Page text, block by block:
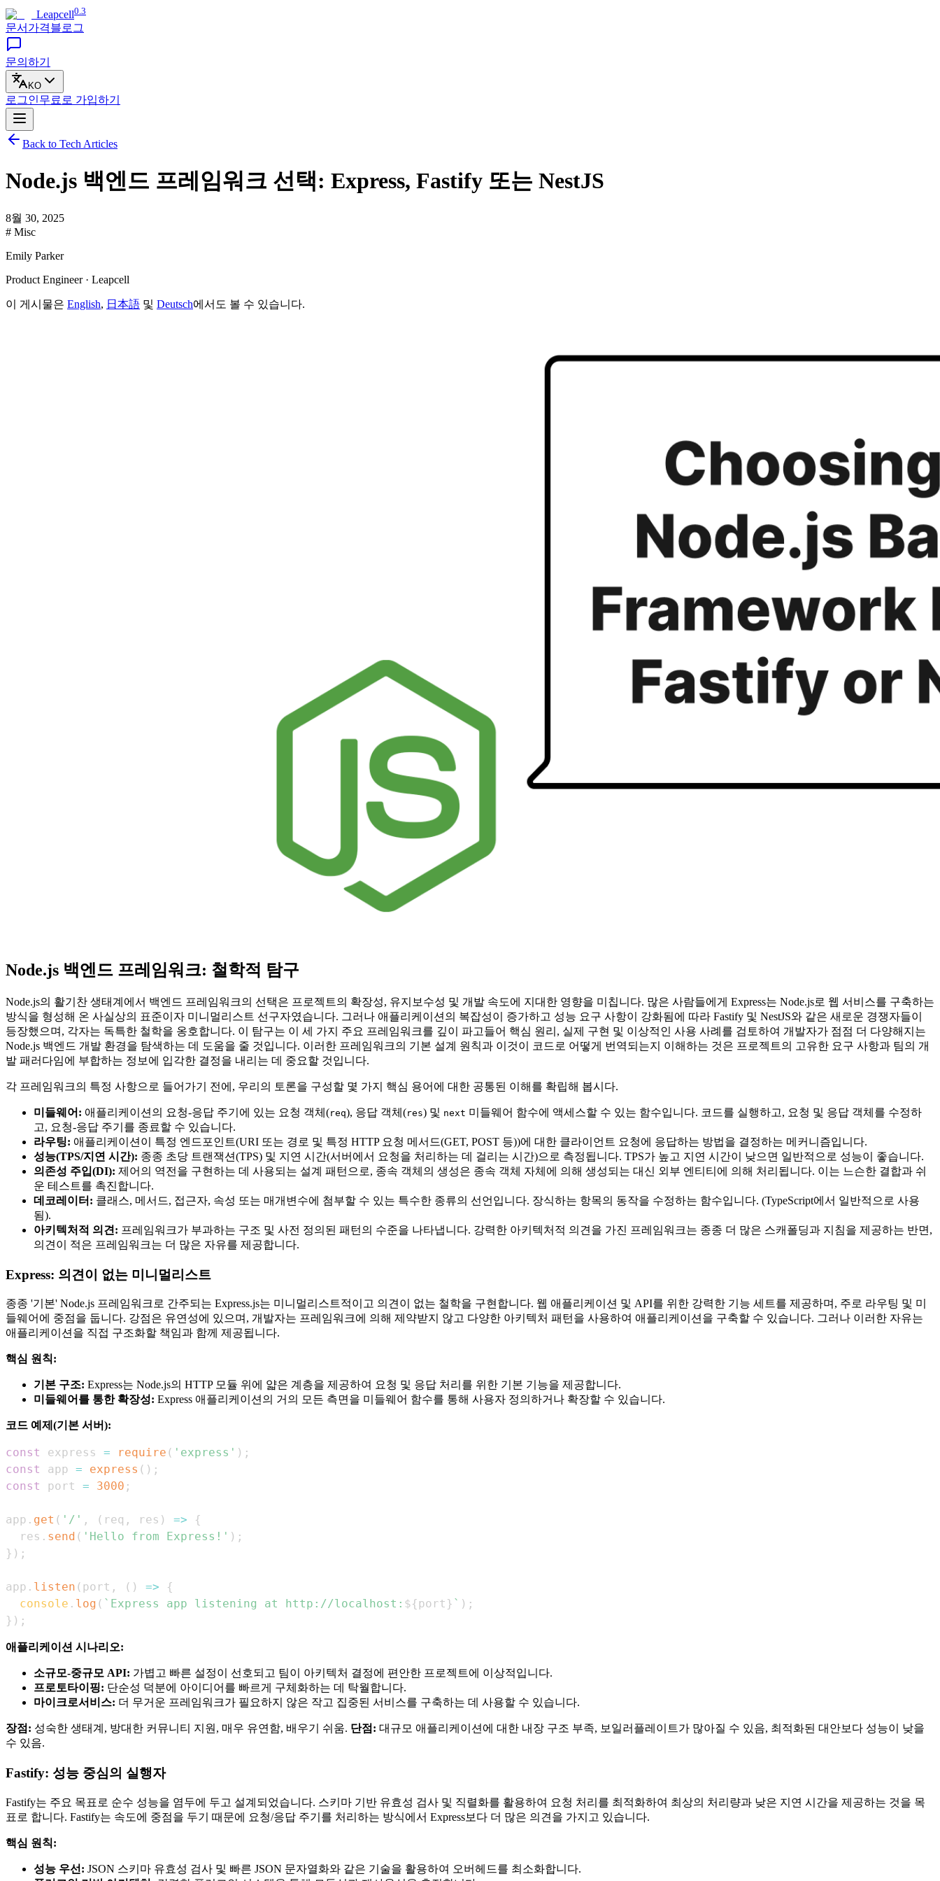
Leapcell0.3
문서 가격블로그
문의하기
KO
로그인무료로 가입하기
Back to Tech Articles
Node.js 백엔드 프레임워크 선택: Express, Fastify 또는 NestJS
8월 30, 2025
# Misc
Emily Parker
Product Engineer · Leapcell
이 게시물은 English, 日本語 및 Deutsch에서도 볼 수 있습니다.
Node.js 백엔드 프레임워크: 철학적 탐구
Node.js의 활기찬 생태계에서 백엔드 프레임워크의 선택은 프로젝트의 확장성, 유지보수성 및 개발 속도에 지대한 영향을 미칩니다. 많은 사람들에게 Express는 Node.js로 웹 서비스를 구축하는
방식을 형성해 온 사실상의 표준이자 미니멀리스트 선구자였습니다. 그러나 애플리케이션의 복잡성이 증가하고 성능 요구 사항이 강화됨에 따라 Fastify 및 NestJS와 같은 새로운 경쟁자들이
등장했으며, 각자는 독특한 철학을 옹호합니다. 이 탐구는 이 세 가지 주요 프레임워크를 깊이 파고들어 핵심 원리, 실제 구현 및 이상적인 사용 사례를 검토하여 개발자가 점점 더 다양해지는
Node.js 백엔드 개발 환경을 탐색하는 데 도움을 줄 것입니다. 이러한 프레임워크의 기본 설계 원칙과 이것이 코드로 어떻게 번역되는지 이해하는 것은 프로젝트의 고유한 요구 사항과 팀의 개
발 패러다임에 부합하는 정보에 입각한 결정을 내리는 데 중요할 것입니다.
각 프레임워크의 특정 사항으로 들어가기 전에, 우리의 토론을 구성할 몇 가지 핵심 용어에 대한 공통된 이해를 확립해 봅시다.
미들웨어: 애플리케이션의 요청-응답 주기에 있는 요청 객체(req), 응답 객체(res) 및 next 미들웨어 함수에 액세스할 수 있는 함수입니다. 코드를 실행하고, 요청 및 응답 객체를 수정하
고, 요청-응답 주기를 종료할 수 있습니다.
라우팅: 애플리케이션이 특정 엔드포인트(URI 또는 경로 및 특정 HTTP 요청 메서드(GET, POST 등))에 대한 클라이언트 요청에 응답하는 방법을 결정하는 메커니즘입니다.
성능(TPS/지연 시간): 종종 초당 트랜잭션(TPS) 및 지연 시간(서버에서 요청을 처리하는 데 걸리는 시간)으로 측정됩니다. TPS가 높고 지연 시간이 낮으면 일반적으로 성능이 좋습니다.
의존성 주입(DI): 제어의 역전을 구현하는 데 사용되는 설계 패턴으로, 종속 객체의 생성은 종속 객체 자체에 의해 생성되는 대신 외부 엔티티에 의해 처리됩니다. 이는 느슨한 결합과 쉬
운 테스트를 촉진합니다.
데코레이터: 클래스, 메서드, 접근자, 속성 또는 매개변수에 첨부할 수 있는 특수한 종류의 선언입니다. 장식하는 항목의 동작을 수정하는 함수입니다. (TypeScript에서 일반적으로 사용
됨).
아키텍처적 의견: 프레임워크가 부과하는 구조 및 사전 정의된 패턴의 수준을 나타냅니다. 강력한 아키텍처적 의견을 가진 프레임워크는 종종 더 많은 스캐폴딩과 지침을 제공하는 반면,
의견이 적은 프레임워크는 더 많은 자유를 제공합니다.
Express: 의견이 없는 미니멀리스트
종종 '기본' Node.js 프레임워크로 간주되는 Express.js는 미니멀리스트적이고 의견이 없는 철학을 구현합니다. 웹 애플리케이션 및 API를 위한 강력한 기능 세트를 제공하며, 주로 라우팅 및 미
들웨어에 중점을 둡니다. 강점은 유연성에 있으며, 개발자는 프레임워크에 의해 제약받지 않고 다양한 아키텍처 패턴을 사용하여 애플리케이션을 구축할 수 있습니다. 그러나 이러한 자유는
애플리케이션을 직접 구조화할 책임과 함께 제공됩니다.
핵심 원칙:
기본 구조: Express는 Node.js의 HTTP 모듈 위에 얇은 계층을 제공하여 요청 및 응답 처리를 위한 기본 기능을 제공합니다.
미들웨어를 통한 확장성: Express 애플리케이션의 거의 모든 측면을 미들웨어 함수를 통해 사용자 정의하거나 확장할 수 있습니다.
코드 예제(기본 서버):
const express = require ( 'express' ) ;
const
app = express ( ) ;
const
port = 3000 ;
app . get ( '/' , ( req , res ) =>
{
  res
. send ( 'Hello from Express!' ) ;
} ) ;
app . listen ( port , ( ) =>
{
console . log ( ` Express app listening at http://localhost: ${port } ` ) ;
} ) ;
애플리케이션 시나리오:
소규모-중규모 API: 가볍고 빠른 설정이 선호되고 팀이 아키텍처 결정에 편안한 프로젝트에 이상적입니다.
프로토타이핑: 단순성 덕분에 아이디어를 빠르게 구체화하는 데 탁월합니다.
마이크로서비스: 더 무거운 프레임워크가 필요하지 않은 작고 집중된 서비스를 구축하는 데 사용할 수 있습니다.
장점: 성숙한 생태계, 방대한 커뮤니티 지원, 매우 유연함, 배우기 쉬움. 단점: 대규모 애플리케이션에 대한 내장 구조 부족, 보일러플레이트가 많아질 수 있음, 최적화된 대안보다 성능이 낮을
수 있음.
Fastify: 성능 중심의 실행자
Fastify는 주요 목표로 순수 성능을 염두에 두고 설계되었습니다. 스키마 기반 유효성 검사 및 직렬화를 활용하여 요청 처리를 최적화하여 최상의 처리량과 낮은 지연 시간을 제공하는 것을 목
표로 합니다. Fastify는 속도에 중점을 두기 때문에 요청/응답 주기를 처리하는 방식에서 Express보다 더 많은 의견을 가지고 있습니다.
핵심 원칙:
성능 우선: JSON 스키마 유효성 검사 및 빠른 JSON 문자열화와 같은 기술을 활용하여 오버헤드를 최소화합니다.